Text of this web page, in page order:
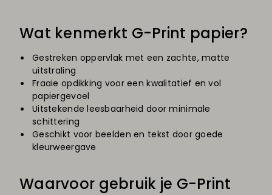
Wat kenmerkt G-Print papier?
Gestreken oppervlak met een zachte, matte
uitstraling
Fraaie opdikking voor een kwalitatief en vol
papiergevoel
Uitstekende leesbaarheid door minimale
schittering
Geschikt voor beelden en tekst door goede
kleurweergave
Waarvoor gebruik je G-Print